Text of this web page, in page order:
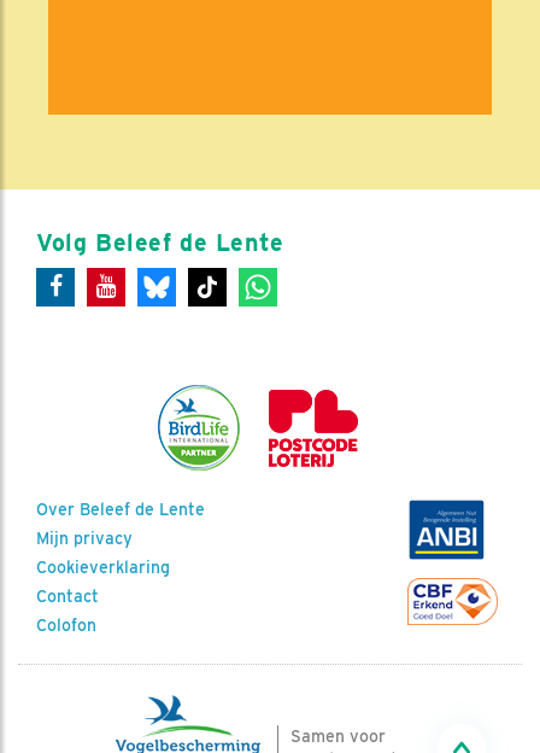
Volg Beleef de Lente
Over Beleef de Lente
Mijn privacy
Cookieverklaring
Contact
Colofon
Samen voor